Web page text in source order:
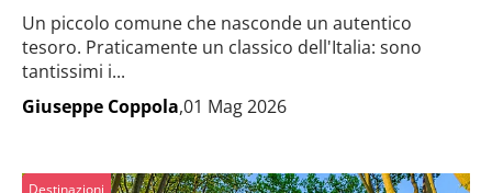
Un piccolo comune che nasconde un autentico
tesoro. Praticamente un classico dell'Italia: sono
tantissimi i...
Giuseppe Coppola,01 Mag 2026
Destinazioni